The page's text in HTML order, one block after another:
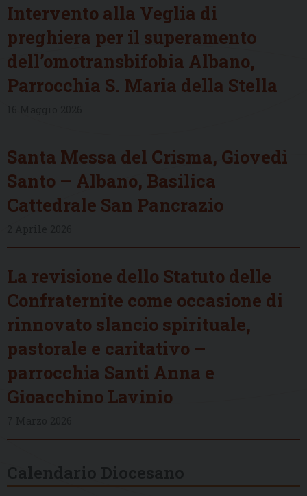
Intervento alla Veglia di
preghiera per il superamento
dell’omotransbifobia Albano,
Parrocchia S. Maria della Stella
Santa Messa del Crisma, Giovedì
Santo – Albano, Basilica
Cattedrale San Pancrazio
La revisione dello Statuto delle
Confraternite come occasione di
rinnovato slancio spirituale,
pastorale e caritativo –
parrocchia Santi Anna e
Gioacchino Lavinio